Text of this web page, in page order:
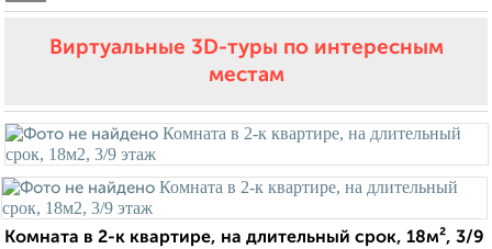
Виртуальные 3D-туры по интересным
местам
Комната в 2-к квартире, на длительный срок, 18м², 3/9